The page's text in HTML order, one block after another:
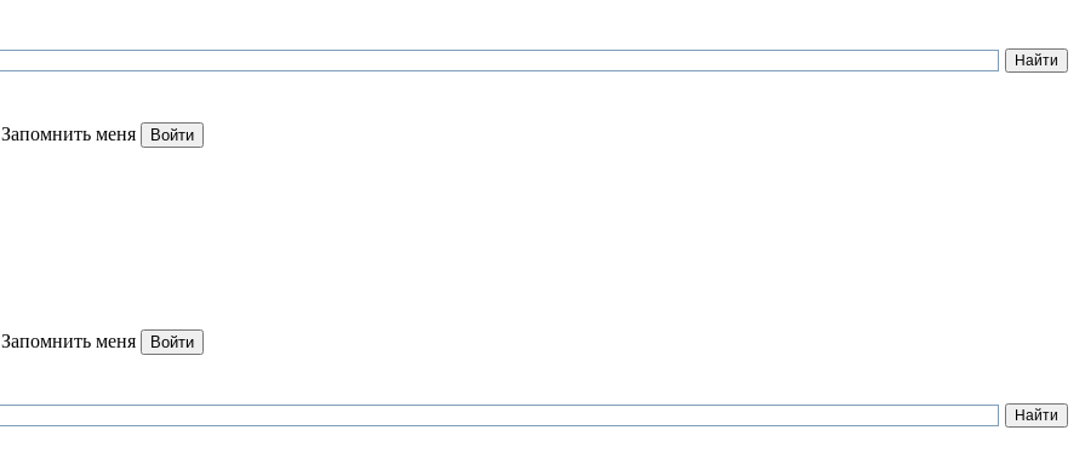
Запомнить меня
Войти
Запомнить меня
Войти